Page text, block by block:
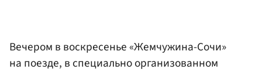
Вечером в воскресенье «Жемчужина-Сочи»
на поезде, в специально организованном